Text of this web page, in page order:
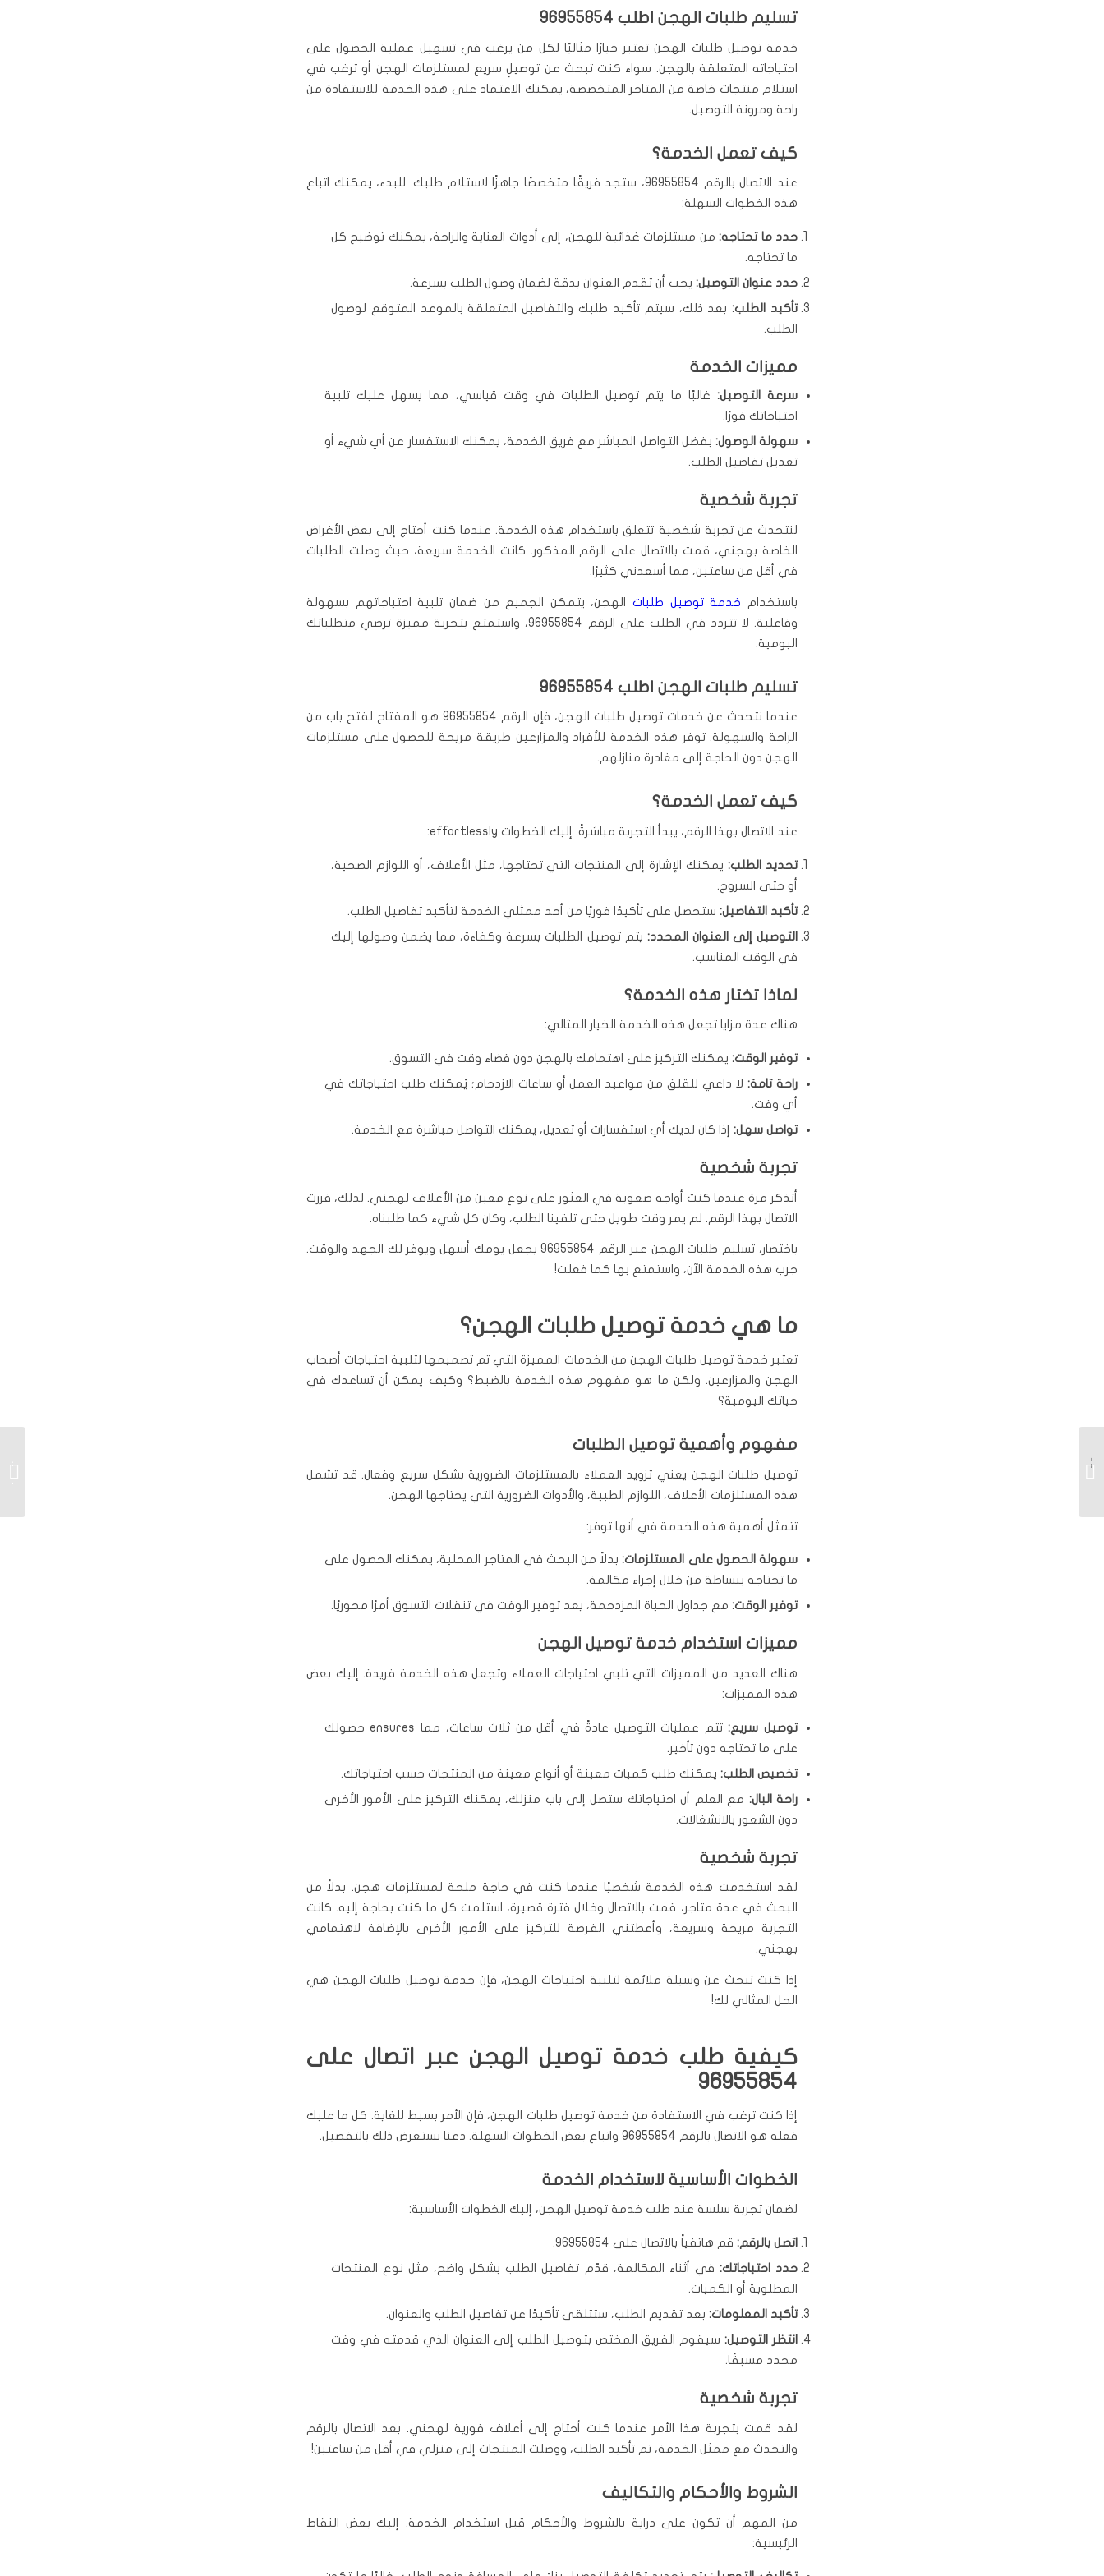
تسليم طلبات الهجن اطلب 96955854
خدمة توصيل طلبات الهجن تعتبر خيارًا مثاليًا لكل من يرغب في تسهيل عملية الحصول على
احتياجاته المتعلقة بالهجن. سواء كنت تبحث عن توصيلٍ سريع لمستلزمات الهجن أو ترغب في
استلام منتجات خاصة من المتاجر المتخصصة، يمكنك الاعتماد على هذه الخدمة للاستفادة من
راحة ومرونة التوصيل.
كيف تعمل الخدمة؟
عند الاتصال بالرقم 96955854، ستجد فريقًا متخصصًا جاهزًا لاستلام طلبك. للبدء، يمكنك اتباع
هذه الخطوات السهلة:
حدد ما تحتاجه:من مستلزمات غذائية للهجن، إلى أدوات العناية والراحة، يمكنك توضيح كل
ما تحتاجه.
حدد عنوان التوصيل: يجب أن تقدم العنوان بدقة لضمان وصول الطلب بسرعة.
تأكيد الطلب:بعد ذلك، سيتم تأكيد طلبك والتفاصيل المتعلقة بالموعد المتوقع لوصول
الطلب.
مميزات الخدمة
سرعة التوصيل: غالبًا ما يتم توصيل الطلبات في وقت قياسي، مما يسهل عليك تلبية
احتياجاتك فورًا.
سهولة الوصول: بفضل التواصل المباشر مع فريق الخدمة، يمكنك الاستفسار عن أي شيء أو
تعديل تفاصيل الطلب.
تجربة شخصية
لنتحدث عن تجربة شخصية تتعلق باستخدام هذه الخدمة. عندما كنت أحتاج إلى بعض الأغراض
الخاصة بهجني، قمت بالاتصال على الرقم المذكور. كانت الخدمة سريعة، حيث وصلت الطلبات
في أقل من ساعتين، مما أسعدني كثيرًا.
باستخدام خدمة توصيل طلباتالهجن، يتمكن الجميع من ضمان تلبية احتياجاتهم بسهولة
وفاعلية. لا تتردد في الطلب على الرقم 96955854، واستمتع بتجربة مميزة ترضي متطلباتك
اليومية.
تسليم طلبات الهجن اطلب 96955854
عندما نتحدث عن خدمات توصيل طلبات الهجن، فإن الرقم 96955854 هو المفتاح لفتح باب من
الراحة والسهولة. توفر هذه الخدمة للأفراد والمزارعين طريقة مريحة للحصول على مستلزمات
الهجن دون الحاجة إلى مغادرة منازلهم.
كيف تعمل الخدمة؟
عند الاتصال بهذا الرقم، يبدأ التجربة مباشرةً. إليك الخطوات effortlessly:
تحديد الطلب:يمكنك الإشارة إلى المنتجات التي تحتاجها، مثل الأعلاف، أو اللوازم الصحية،
أو حتى السروج.
تأكيد التفاصيل: ستحصل على تأكيدًا فوريًا من أحد ممثلي الخدمة لتأكيد تفاصيل الطلب.
التوصيل إلى العنوان المحدد: يتم توصيل الطلبات بسرعة وكفاءة، مما يضمن وصولها إليك
في الوقت المناسب.
لماذا تختار هذه الخدمة؟
هناك عدة مزايا تجعل هذه الخدمة الخيار المثالي:
توفير الوقت: يمكنك التركيز على اهتمامك بالهجن دون قضاء وقت في التسوق.
راحة تامة:لا داعي للقلق من مواعيد العمل أو ساعات الازدحام؛ يُمكنك طلب احتياجاتك في
أي وقت.
تواصل سهل: إذا كان لديك أي استفسارات أو تعديل، يمكنك التواصل مباشرة مع الخدمة.
تجربة شخصية
أتذكر مرة عندما كنت أواجه صعوبة في العثور على نوع معين من الأعلاف لهجني. لذلك، قررت
الاتصال بهذا الرقم. لم يمر وقت طويل حتى تلقينا الطلب، وكان كل شيء كما طلبناه.
باختصار، تسليم طلبات الهجن عبر الرقم 96955854 يجعل يومك أسهل ويوفر لك الجهد والوقت.
جرب هذه الخدمة الآن، واستمتع بها كما فعلت!
ما هي خدمة توصيل طلبات الهجن؟
تعتبر خدمة توصيل طلبات الهجن من الخدمات المميزة التي تم تصميمها لتلبية احتياجات أصحاب
الهجن والمزارعين. ولكن ما هو مفهوم هذه الخدمة بالضبط؟ وكيف يمكن أن تساعدك في
حياتك اليومية؟
مفهوم وأهمية توصيل الطلبات
توصيل طلبات الهجن يعني تزويد العملاء بالمستلزمات الضرورية بشكل سريع وفعال. قد تشمل
هذه المستلزمات الأعلاف، اللوازم الطبية، والأدوات الضرورية التي يحتاجها الهجن.
تتمثل أهمية هذه الخدمة في أنها توفر:
سهولة الحصول على المستلزمات:بدلاً من البحث في المتاجر المحلية، يمكنك الحصول على
ما تحتاجه ببساطة من خلال إجراء مكالمة.
توفير الوقت: مع جداول الحياة المزدحمة، يعد توفير الوقت في تنقلات التسوق أمرًا محوريًا.
مميزات استخدام خدمة توصيل الهجن
هناك العديد من المميزات التي تلبي احتياجات العملاء وتجعل هذه الخدمة فريدة. إليك بعض
هذه المميزات:
توصيل سريع:
تتم عمليات التوصيل عادةً في أقل من ثلاث ساعات، مما ensures حصولك
على ما تحتاجه دون تأخير.
تخصيص الطلب: يمكنك طلب كميات معينة أو أنواع معينة من المنتجات حسب احتياجاتك.
راحة البال: مع العلم أن احتياجاتك ستصل إلى باب منزلك، يمكنك التركيز على الأمور الأخرى
دون الشعور بالانشغالات.
تجربة شخصية
لقد استخدمت هذه الخدمة شخصيًا عندما كنت في حاجة ملحة لمستلزمات هجن. بدلاً من
البحث في عدة متاجر، قمت بالاتصال وخلال فترة قصيرة، استلمت كل ما كنت بحاجة إليه. كانت
التجربة مريحة وسريعة، وأعطتني الفرصة للتركيز على الأمور الأخرى بالإضافة لاهتمامي
بهجني.
إذا كنت تبحث عن وسيلة ملائمة لتلبية احتياجات الهجن، فإن خدمة توصيل طلبات الهجن هي
الحل المثالي لك!
كيفية طلب خدمة توصيل الهجن عبر اتصال على
96955854
إذا كنت ترغب في الاستفادة من خدمة توصيل طلبات الهجن، فإن الأمر بسيط للغاية. كل ما عليك
فعله هو الاتصال بالرقم 96955854 واتباع بعض الخطوات السهلة. دعنا نستعرض ذلك بالتفصيل.
الخطوات الأساسية لاستخدام الخدمة
لضمان تجربة سلسة عند طلب خدمة توصيل الهجن، إليك الخطوات الأساسية:
اتصل بالرقم: قم هاتفياً بالاتصال على 96955854.
حدد احتياجاتك: في أثناء المكالمة، قدّم تفاصيل الطلب بشكل واضح، مثل نوع المنتجات
المطلوبة أو الكميات.
تأكيد المعلومات: بعد تقديم الطلب، ستتلقى تأكيدًا عن تفاصيل الطلب والعنوان.
انتظر التوصيل: سيقوم الفريق المختص بتوصيل الطلب إلى العنوان الذي قدمته في وقت
محدد مسبقًا.
تجربة شخصية
لقد قمت بتجربة هذا الأمر عندما كنت أحتاج إلى أعلاف فورية لهجني. بعد الاتصال بالرقم
والتحدث مع ممثل الخدمة، تم تأكيد الطلب، ووصلت المنتجات إلى منزلي في أقل من ساعتين!
الشروط والأحكام والتكاليف
من المهم أن تكون على دراية بالشروط والأحكام قبل استخدام الخدمة. إليك بعض النقاط
الرئيسية:
اطلب 96955854